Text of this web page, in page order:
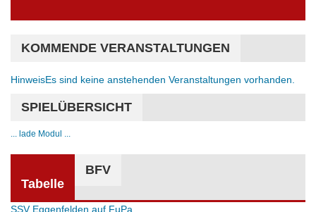
KOMMENDE VERANSTALTUNGEN
HinweisEs sind keine anstehenden Veranstaltungen vorhanden.
SPIELÜBERSICHT
... lade Modul ...
Tabelle
BFV
SSV Eggenfelden auf FuPa